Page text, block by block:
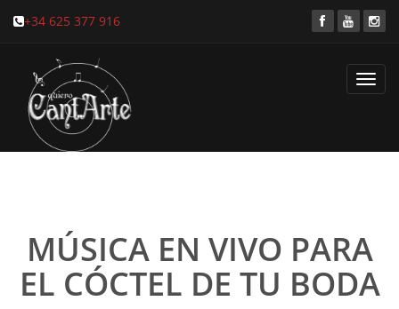
+34 625 377 916
MÚSICA EN VIVO PARA
EL CÓCTEL DE TU BODA